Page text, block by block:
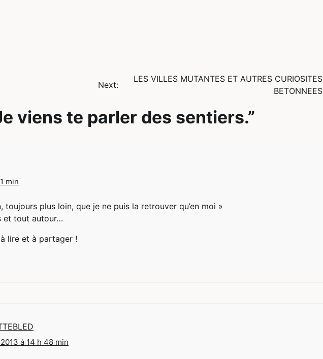
Next:
LES VILLES MUTANTES ET AUTRES CURIOSITES
BETONNEES
viens te parler des sentiers.”
min
toujours plus loin, que je ne puis la retrouver qu’en moi »
et tout autour…
lire et à partager !
à 14 h 48 min